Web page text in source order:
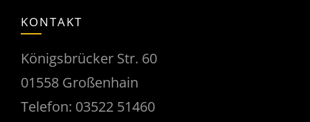
KONTAKT
Königsbrücker Str. 60
01558 Großenhain
Telefon: 03522 51460